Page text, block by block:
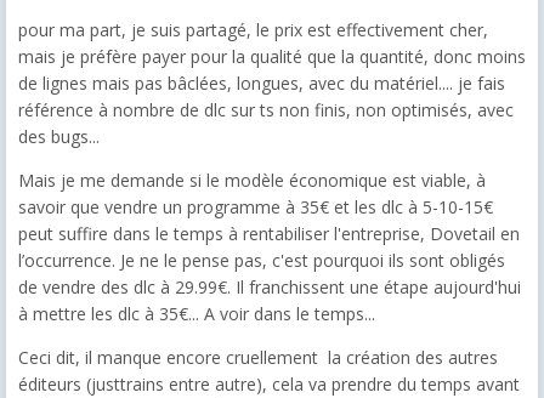
pour ma part, je suis partagé, le prix est effectivement cher,
mais je préfère payer pour la qualité que la quantité, donc moins
de lignes mais pas bâclées, longues, avec du matériel.... je fais
référence à nombre de dlc sur ts non finis, non optimisés, avec
des bugs...
Mais je me demande si le modèle économique est viable, à
savoir que vendre un programme à 35€ et les dlc à 5-10-15€
peut suffire dans le temps à rentabiliser l'entreprise, Dovetail en
l’occurrence. Je ne le pense pas, c'est pourquoi ils sont obligés
de vendre des dlc à 29.99€. Il franchissent une étape aujourd'hui
à mettre les dlc à 35€... A voir dans le temps...
Ceci dit, il manque encore cruellement la création des autres
éditeurs (justtrains entre autre), cela va prendre du temps avant